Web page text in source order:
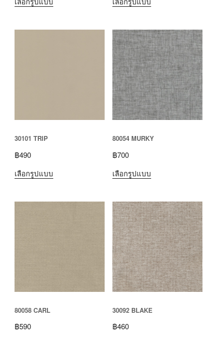
30101 TRIP
฿490
เลือกรูปแบบ
80054 MURKY
฿700
เลือกรูปแบบ
80058 CARL
฿590
30092 BLAKE
฿460